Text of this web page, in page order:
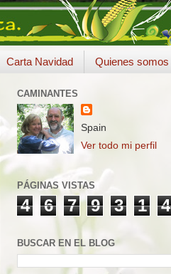
Carta Navidad Quienes somos
CAMINANTES
Spain
Ver todo mi perfil
PÁGINAS VISTAS
4 6 7 9 3 1 4
BUSCAR EN EL BLOG